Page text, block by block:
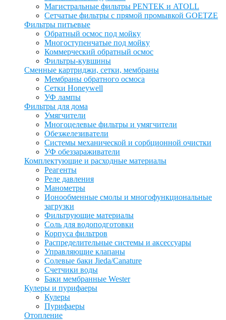
Магистральные фильтры PENTEK и ATOLL
Сетчатые фильтры с прямой промывкой GOETZE
Фильтры питьевые
Обратный осмос под мойку
Многоступенчатые под мойку
Коммерческий обратный осмос
Фильтры-кувшины
Сменные картриджи, сетки, мембраны
Мембраны обратного осмоса
Сетки Honeywell
УФ лампы
Фильтры для дома
Умягчители
Многоцелевые фильтры и умягчители
Обезжелезиватели
Системы механической и сорбционной очистки
УФ обеззараживатели
Комплектующие и расходные материалы
Реагенты
Реле давления
Манометры
Ионообменные смолы и многофункциональные
загрузки
Фильтрующие материалы
Соль для водоподготовки
Корпуса фильтров
Распределительные системы и аксессуары
Управляющие клапаны
Солевые баки Jieda/Canature
Счетчики воды
Баки мембранные Wester
Кулеры и пурифаеры
Кулеры
Пурифаеры
Отопление